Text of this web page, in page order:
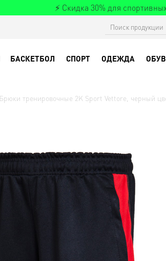
⚡ Скидка 30% для
БАСКЕТБОЛ СПОРТ ОДЕЖДА
Брюки тренировочные 2K Sport Vettore, черный